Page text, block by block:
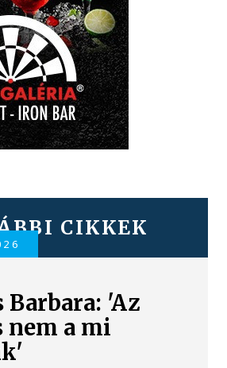
CIKKEK
Barbara: 'Az
nem a mi